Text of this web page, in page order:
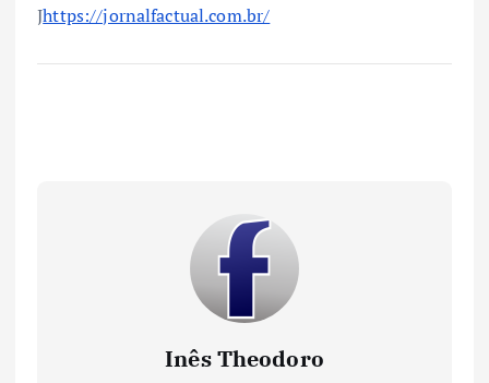
Jhttps://jornalfactual.com.br/
Inês Theodoro